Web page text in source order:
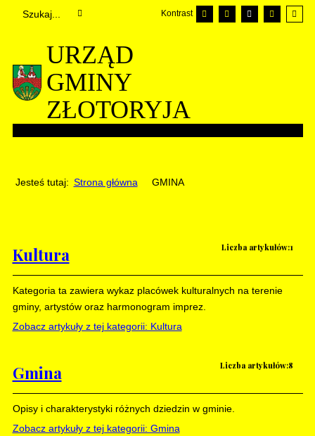
Kontrast
URZĄD
GMINY
ZŁOTORYJA
Jesteś tutaj: Strona główna GMINA
Kultura Liczba artykułów:1
Kategoria ta zawiera wykaz placówek kulturalnych na terenie
gminy, artystów oraz harmonogram imprez.
Zobacz artykuły z tej kategorii: Kultura
Gmina Liczba artykułów:8
Opisy i charakterystyki różnych dziedzin w gminie.
Zobacz artykuły z tej kategorii: Gmina